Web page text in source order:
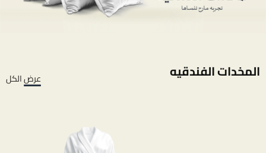
المخدات الفندقيه عرض الكل